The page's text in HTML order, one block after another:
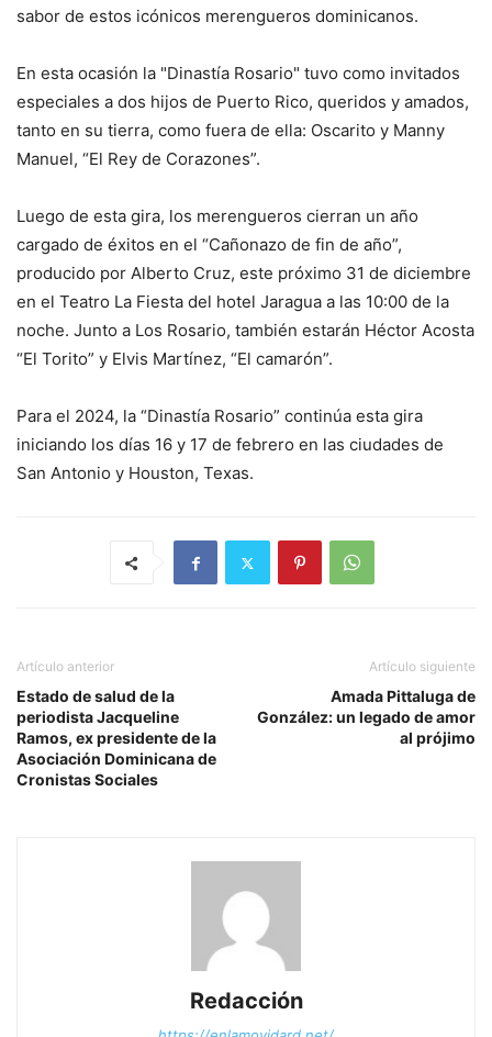
sabor de estos icónicos merengueros dominicanos.
En esta ocasión la "Dinastía Rosario" tuvo como invitados
especiales a dos hijos de Puerto Rico, queridos y amados,
tanto en su tierra, como fuera de ella: Oscarito y Manny
Manuel, “El Rey de Corazones”.
Luego de esta gira, los merengueros cierran un año
cargado de éxitos en el “Cañonazo de fin de año”,
producido por Alberto Cruz, este próximo 31 de diciembre
en el Teatro La Fiesta del hotel Jaragua a las 10:00 de la
noche. Junto a Los Rosario, también estarán Héctor Acosta
“El Torito” y Elvis Martínez, “El camarón”.
Para el 2024, la “Dinastía Rosario” continúa esta gira
iniciando los días 16 y 17 de febrero en las ciudades de
San Antonio y Houston, Texas.
Artículo anterior
Estado de salud de la
periodista Jacqueline
Ramos, ex presidente de la
Asociación Dominicana de
Cronistas Sociales
Artículo siguiente
Amada Pittaluga de
González: un legado de amor
al prójimo
Redacción